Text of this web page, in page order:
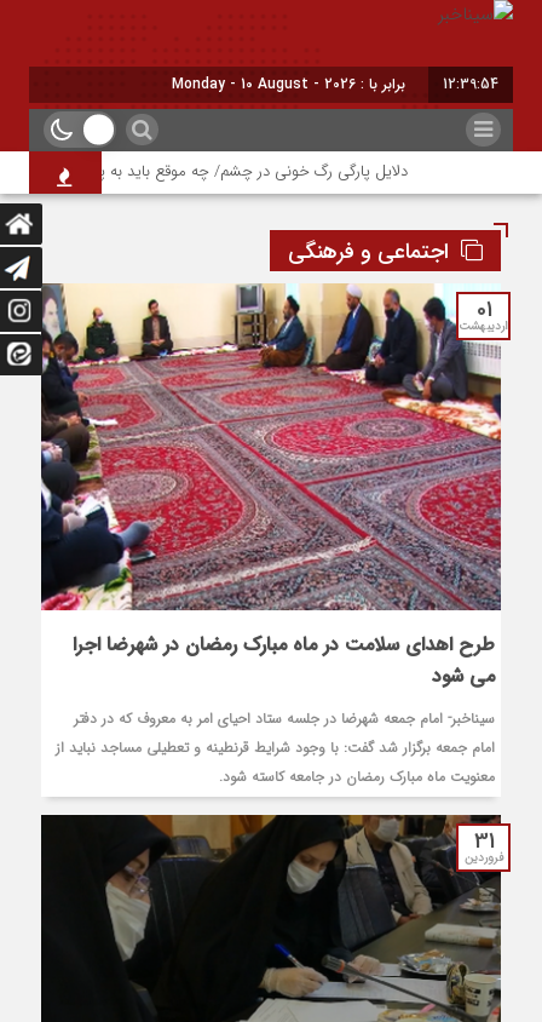
12:39:55 برابر با : Monday - 10 August - 2026
دلایل پارگی رگ خونی در چشم/ چه موقع باید به پزشک مراجعه کنیم؟
اجتماعی و فرهنگی
01
اردیبهشت
طرح اهدای سلامت در ماه مبارک رمضان در شهرضا اجرا
می شود
سیناخبر- امام جمعه شهرضا در جلسه ستاد احیای امر به معروف که در دفتر
امام جمعه برگزار شد گفت: با وجود شرایط قرنطینه و تعطیلی مساجد نباید از
معنویت ماه مبارک رمضان در جامعه کاسته شود.
31
فروردین